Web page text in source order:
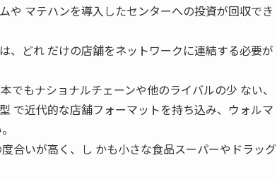
や マテハンを導入したセンターへの投資が回収でき
、どれ だけの店舗をネットワークに連結する必要が
でもナショナルチェーンや他のライバルの少 ない、
で近代的な店舗フォーマットを持ち込み、ウォルマ
合いが高く、し かも小さな食品スーパーやドラッグ